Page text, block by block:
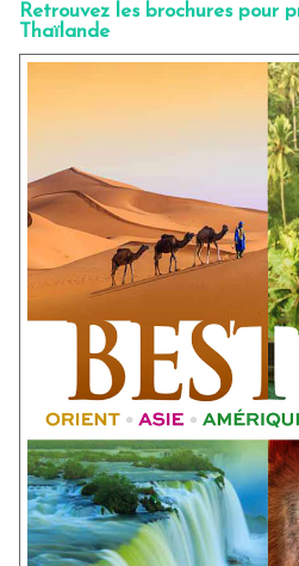
Retrouvez les brochures pour
Thaïlande